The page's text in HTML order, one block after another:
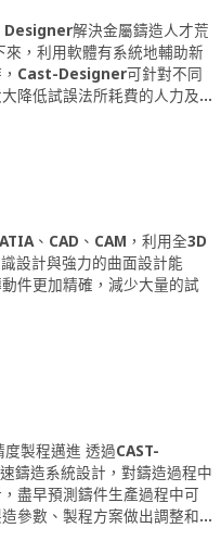
解決金屬鑄造人才荒
，利用軟體有系統地輔助新
，Cast-Designer可針對不同
降低試誤法所耗費的人力及
、CAD、CAM，利用全3D
設計與強力的曲面設計能
件更加精確，減少大量的試
製程邁進 透過CAST-
鑄造系統設計，對鑄造過程中
盡早預測鑄件生產過程中可
參數、製程方案做出調整和
材料和勞動成本、大幅度地